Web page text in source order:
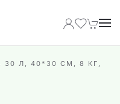
30 Л, 40*30 СМ, 8 КГ,